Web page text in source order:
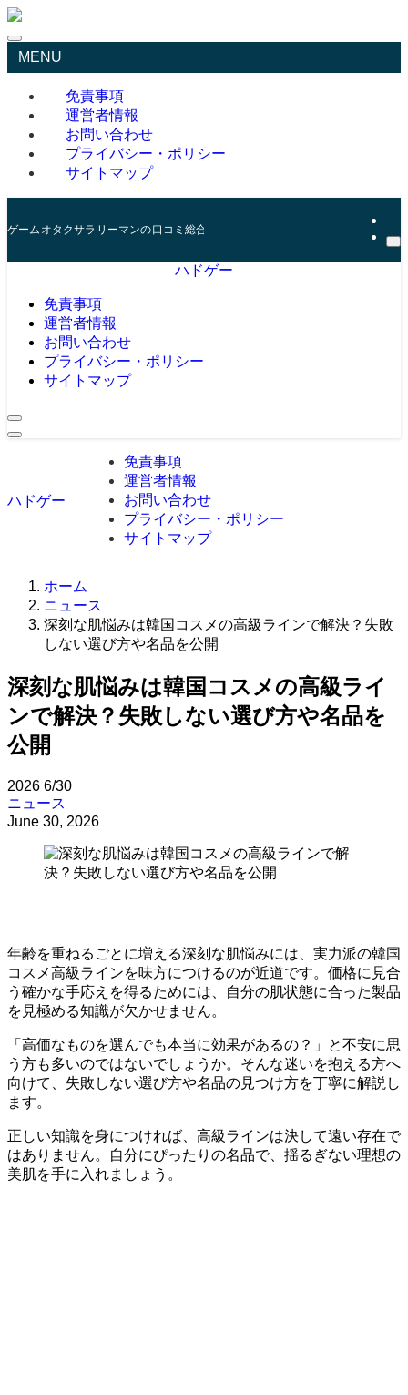
MENU
免責事項
運営者情報
お問い合わせ
プライバシー・ポリシー
サイトマップ
ゲームオタクサラリーマンの口コミ総合サイト
ハドゲー
免責事項
運営者情報
お問い合わせ
プライバシー・ポリシー
サイトマップ
ハドゲー
免責事項
運営者情報
お問い合わせ
プライバシー・ポリシー
サイトマップ
ホーム
ニュース
深刻な肌悩みは韓国コスメの高級ラインで解決？失敗
しない選び方や名品を公開
深刻な肌悩みは韓国コスメの高級ライ
ンで解決？失敗しない選び方や名品を
公開
2026 6/30
ニュース
June 30, 2026
年齢を重ねるごとに増える深刻な肌悩みには、実力派の韓国
コスメ高級ラインを味方につけるのが近道です。価格に見合
う確かな手応えを得るためには、自分の肌状態に合った製品
を見極める知識が欠かせません。
「高価なものを選んでも本当に効果があるの？」と不安に思
う方も多いのではないでしょうか。そんな迷いを抱える方へ
向けて、失敗しない選び方や名品の見つけ方を丁寧に解説し
ます。
正しい知識を身につければ、高級ラインは決して遠い存在で
はありません。自分にぴったりの名品で、揺るぎない理想の
美肌を手に入れましょう。